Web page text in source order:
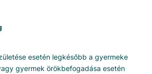
esetén legkésőbb a gyermeke
gyermek örökbefogadása esetén